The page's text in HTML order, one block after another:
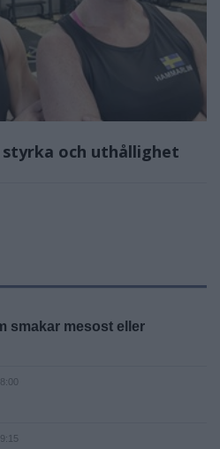
styrka och uthållighet
smakar mesost eller